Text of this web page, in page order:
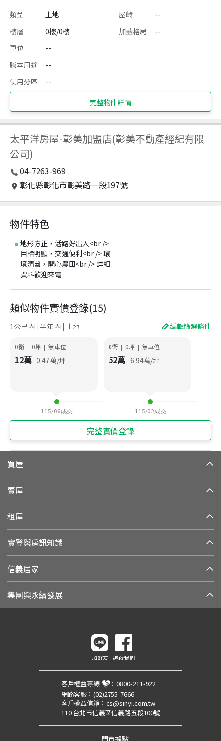
類型 土地 屋齡
--
樓層
0樓/0樓 加蓋格局
--
車位
--
謄本用途
--
使用分區
--
完整物件詳情
太平洋房屋-彰美加盟店(彰美不動產經紀有限
公司)
04-7263-969
彰化縣彰化市彰美路一段197號
物件特色
地形方正，活路好出入<br />
目標明顯，交通便利<br /> 環
境清幽，開心農田<br /> 詳細
資料歡迎來電
類似物件實價登錄(15)
1公里內 | 半年內 | 土地 編輯篩選條件
0衛 | 0坪 | 無車位
12萬 0.47萬/坪
115/06成交
0衛 | 0坪 | 無車位
52萬 6.94萬/坪
115/02成交
完整實價登錄
買屋
賣屋
租屋
實登與房訊知識
信義居家
集團與永續發展
加好友 追蹤我們
客戶權益專線 ： 0800-211-922
網路客服： (02)2755-7666
客戶權益信箱： cs@sinyi.com.tw
110 台北市信義區信義路五段100號
門市據點